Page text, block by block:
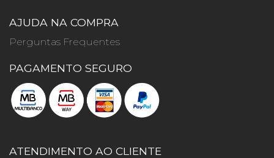
AJUDA NA COMPRA
Perguntas Frequentes
PAGAMENTO SEGURO
ATENDIMENTO AO CLIENTE